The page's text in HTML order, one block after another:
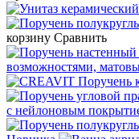
корзину Сравнить
возможностями,
с нейлоновым